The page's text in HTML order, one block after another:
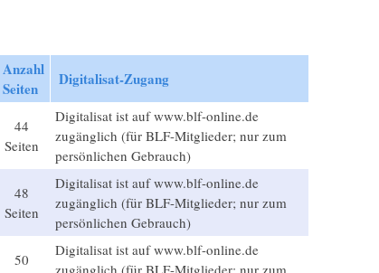
Anzahl
Seiten
Digitalisat-Zugang
44
Seiten
Digitalisat ist auf www.blf-online.de
zugänglich (für BLF-Mitglieder; nur zum
persönlichen Gebrauch)
48
Seiten
Digitalisat ist auf www.blf-online.de
zugänglich (für BLF-Mitglieder; nur zum
persönlichen Gebrauch)
50
Digitalisat ist auf www.blf-online.de
zugänglich (für BLF-Mitglieder; nur zum